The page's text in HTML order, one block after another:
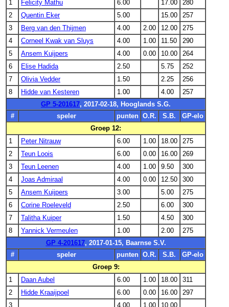
1
Felicity Mathu 6.00 17.00
280
2
Quentin Eker 5.00 15.00
257
3
Berg van den Thijmen 4.00 2.00 12.00
275
4
Corneel Kwak van Sluys 4.00 1.00 11.50
290
5
Ansem Kuijpers 4.00 0.00 10.00
264
6
Elise Hadida 2.50 5.75
252
7
Olivia Vedder 1.50 2.25
256
8
Hidde van Kesteren 1.00 4.00
257
GP 5-201617, 2017-02-18, Hooglands S.G.
#
speler punten O.R. S.B.
GP-elo
Groep 12:
1
Peter Nitrauw 6.00 1.00 18.00
275
2
Teun Loois 6.00 0.00 16.00
269
3
Teun Leenen 4.00 1.00 9.50
300
4
Joas Admiraal 4.00 0.00 12.50
300
5
Ansem Kuijpers 3.00 5.00
275
6
Corine Roeleveld 2.50 6.00
300
7
Talitha Kuiper 1.50 4.50
300
8
Yannick Vermeulen 1.00 2.00
275
GP 4-201617, 2017-01-15, Baarnse S.V.
#
speler punten O.R. S.B.
GP-elo
Groep 9:
1
Daan Aubel 6.00 1.00 18.00
311
2
Hidde Kraaijpoel 6.00 0.00 16.00
297
3
4.00 1.00
10.00